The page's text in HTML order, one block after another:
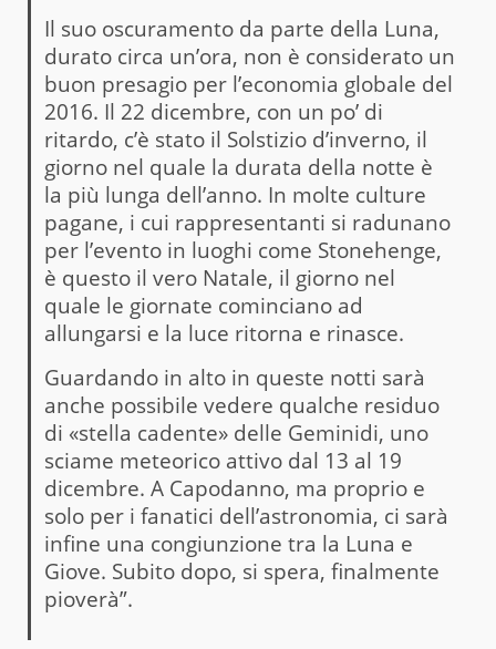
Il suo oscuramento da parte della Luna,
durato circa un’ora, non è considerato un
buon presagio per l’economia globale del
2016. Il 22 dicembre, con un po’ di
ritardo, c’è stato il Solstizio d’inverno, il
giorno nel quale la durata della notte è
la più lunga dell’anno. In molte culture
pagane, i cui rappresentanti si radunano
per l’evento in luoghi come Stonehenge,
è questo il vero Natale, il giorno nel
quale le giornate cominciano ad
allungarsi e la luce ritorna e rinasce.
Guardando in alto in queste notti sarà
anche possibile vedere qualche residuo
di «stella cadente» delle Geminidi, uno
sciame meteorico attivo dal 13 al 19
dicembre. A Capodanno, ma proprio e
solo per i fanatici dell’astronomia, ci sarà
infine una congiunzione tra la Luna e
Giove. Subito dopo, si spera, finalmente
pioverà”.